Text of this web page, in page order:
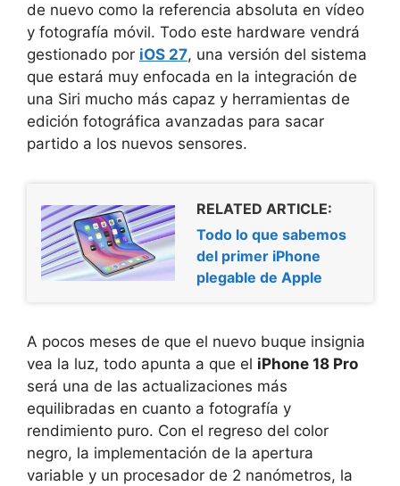
de nuevo como la referencia absoluta en vídeo
y fotografía móvil. Todo este hardware vendrá
gestionado por iOS 27, una versión del sistema
que estará muy enfocada en la integración de
una Siri mucho más capaz y herramientas de
edición fotográfica avanzadas para sacar
partido a los nuevos sensores.
RELATED ARTICLE:
Todo lo que sabemos
del primer iPhone
plegable de Apple
A pocos meses de que el nuevo buque insignia
vea la luz, todo apunta a que el iPhone 18 Pro
será una de las actualizaciones más
equilibradas en cuanto a fotografía y
rendimiento puro. Con el regreso del color
negro, la implementación de la apertura
variable y un procesador de 2 nanómetros, la